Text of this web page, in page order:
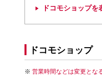
ドコモショップを
ドコモショップ
営業時間などは変更とな